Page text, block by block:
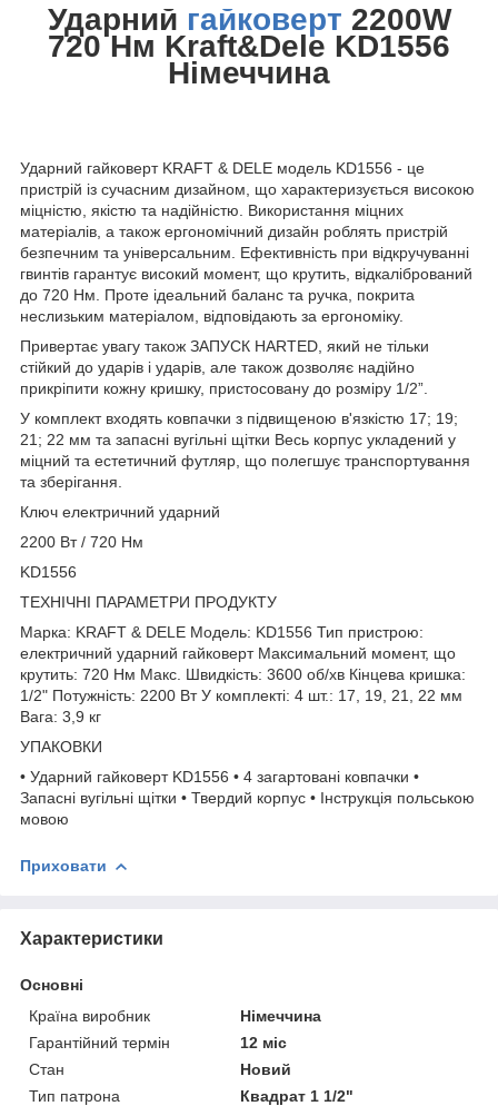
Ударний гайковерт 2200W
720 Нм Kraft&Dele KD1556
Німеччина
Ударний гайковерт KRAFT & DELE модель KD1556 - це
пристрій із сучасним дизайном, що характеризується високою
міцністю, якістю та надійністю. Використання міцних
матеріалів, а також ергономічний дизайн роблять пристрій
безпечним та універсальним. Ефективність при відкручуванні
гвинтів гарантує високий момент, що крутить, відкалібрований
до 720 Нм. Проте ідеальний баланс та ручка, покрита
неслизьким матеріалом, відповідають за ергономіку.
Привертає увагу також ЗАПУСК HARTED, який не тільки
стійкий до ударів і ударів, але також дозволяє надійно
прикріпити кожну кришку, пристосовану до розміру 1/2”.
У комплект входять ковпачки з підвищеною в'язкістю 17; 19;
21; 22 мм та запасні вугільні щітки Весь корпус укладений у
міцний та естетичний футляр, що полегшує транспортування
та зберігання.
Ключ електричний ударний
2200 Вт / 720 Нм
KD1556
ТЕХНІЧНІ ПАРАМЕТРИ ПРОДУКТУ
Марка: KRAFT & DELE Модель: KD1556 Тип пристрою:
електричний ударний гайковерт Максимальний момент, що
крутить: 720 Нм Макс. Швидкість: 3600 об/хв Кінцева кришка:
1/2" Потужність: 2200 Вт У комплекті: 4 шт.: 17, 19, 21, 22 мм
Вага: 3,9 кг
УПАКОВКИ
• Ударний гайковерт KD1556 • 4 загартовані ковпачки •
Запасні вугільні щітки • Твердий корпус • Інструкція польською
мовою
Приховати
Характеристики
Основні
Країна виробник
Німеччина
Гарантійний термін
12 міс
Стан
Новий
Тип патрона
Квадрат 1 1/2"